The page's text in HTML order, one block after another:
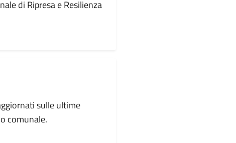
di Ripresa e Resilienza
sulle ultime
comunale.